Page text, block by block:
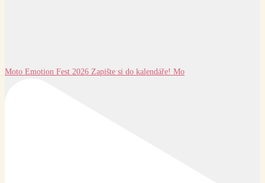
Moto Emotion Fest 2026 Zapište si do kalendáře! Mo